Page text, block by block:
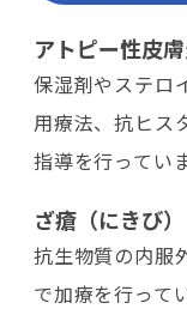
アトピー性皮
保湿剤やステロ
用療法、抗ヒス
指導を行っていま
ざ瘡（にきび）
抗生物質の内服
で加療を行って